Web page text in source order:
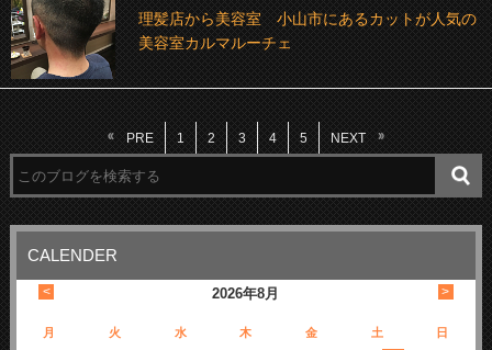
理髪店から美容室 小山市にあるカットが人気の
美容室カルマルーチェ
PRE 1 2 3 4 5 NEXT
CALENDER
2026年8月
< >
月 火 水 木 金 土
日